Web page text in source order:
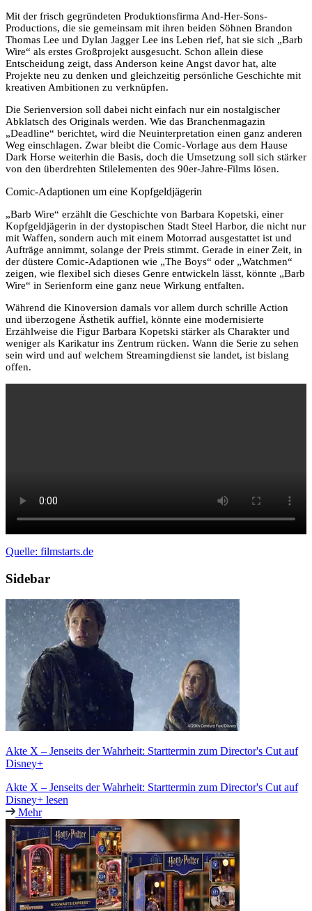
Mit der frisch gegründeten Produktionsfirma And-Her-Sons-
Productions, die sie gemeinsam mit ihren beiden Söhnen Brandon
Thomas Lee und Dylan Jagger Lee ins Leben rief, hat sie sich „Barb
Wire“ als erstes Großprojekt ausgesucht. Schon allein diese
Entscheidung zeigt, dass Anderson keine Angst davor hat, alte
Projekte neu zu denken und gleichzeitig persönliche Geschichte mit
kreativen Ambitionen zu verknüpfen.
Die Serienversion soll dabei nicht einfach nur ein nostalgischer
Abklatsch des Originals werden. Wie das Branchenmagazin
„Deadline“ berichtet, wird die Neuinterpretation einen ganz anderen
Weg einschlagen. Zwar bleibt die Comic-Vorlage aus dem Hause
Dark Horse weiterhin die Basis, doch die Umsetzung soll sich stärker
von den überdrehten Stilelementen des 90er-Jahre-Films lösen.
Comic-Adaptionen um eine Kopfgeldjägerin
„Barb Wire“ erzählt die Geschichte von Barbara Kopetski, einer
Kopfgeldjägerin in der dystopischen Stadt Steel Harbor, die nicht nur
mit Waffen, sondern auch mit einem Motorrad ausgestattet ist und
Aufträge annimmt, solange der Preis stimmt. Gerade in einer Zeit, in
der düstere Comic-Adaptionen wie „The Boys“ oder „Watchmen“
zeigen, wie flexibel sich dieses Genre entwickeln lässt, könnte „Barb
Wire“ in Serienform eine ganz neue Wirkung entfalten.
Während die Kinoversion damals vor allem durch schrille Action
und überzogene Ästhetik auffiel, könnte eine modernisierte
Erzählweise die Figur Barbara Kopetski stärker als Charakter und
weniger als Karikatur ins Zentrum rücken. Wann die Serie zu sehen
sein wird und auf welchem Streamingdienst sie landet, ist bislang
offen.
Quelle: filmstarts.de
Sidebar
Akte X – Jenseits der Wahrheit: Starttermin zum Director's Cut auf
Disney+
Akte X – Jenseits der Wahrheit: Starttermin zum Director's Cut auf
Disney+ lesen
Mehr